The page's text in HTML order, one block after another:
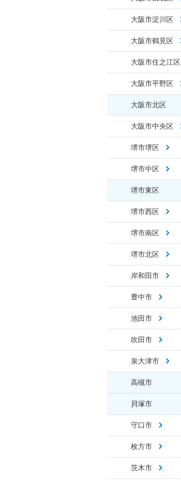
大阪市淀川区
大阪市鶴見区
大阪市住之江区
大阪市平野区
大阪市北区
大阪市中央区
堺市堺区
堺市中区
堺市東区
堺市西区
堺市南区
堺市北区
岸和田市
豊中市
池田市
吹田市
泉大津市
高槻市
貝塚市
守口市
枚方市
茨木市